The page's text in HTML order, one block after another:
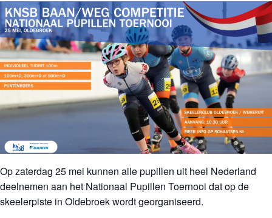
Op zaterdag 25 mei kunnen alle pupillen uit heel Nederland
deelnemen aan het Nationaal Pupillen Toernooi dat op de
skeelerpiste in Oldebroek wordt georganiseerd.